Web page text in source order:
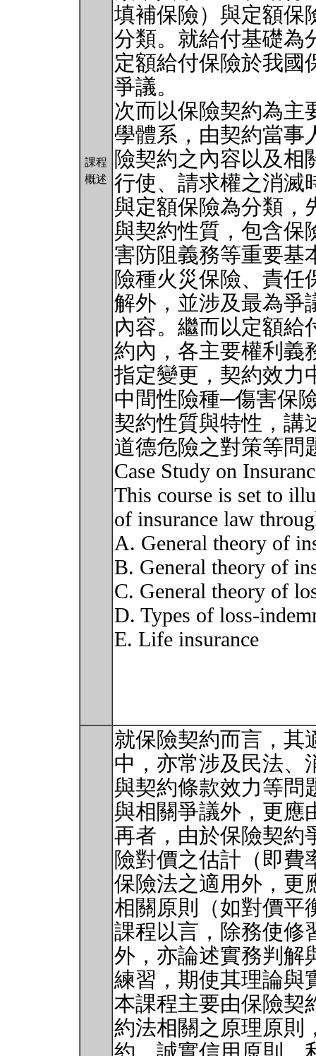
課程
概述
填補保險）與定額保
分類。就給付基礎為
定額給付保險於我國
爭議。
次而以保險契約為主
學體系，由契約當事
險契約之內容以及相
行使、請求權之消滅
與定額保險為分類，
與契約性質，包含保
害防阻義務等重要基
險種火災保險、責任
解外，並涉及最為爭
內容。繼而以定額給
約內，各主要權利義
指定變更，契約效力
中間性險種─傷害保
契約性質與特性，講
道德危險之對策等問
Case Study on
This course is set to
of insurance law
A. General theory of
B. General theory of
C. General theory of
D. Types of loss-
E. Life insurance
就保險契約而言，其
中，亦常涉及民法、
與契約條款效力等問
與相關爭議外，更應
再者，由於保險契約
險對價之估計（即費
保險法之適用外，更
相關原則（如對價平
課程以言，除務使修
外，亦論述實務判解
練習，期使其理論與
本課程主要由保險契
約法相關之原理原則